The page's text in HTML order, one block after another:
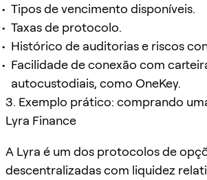
Tipos de vencimento disponíveis.
Taxas de protocolo.
Histórico de auditorias e riscos
Facilidade de conexão com
autocustodiais, como OneKey.
3. Exemplo prático: comprando
Lyra Finance
A Lyra é um dos protocolos de
descentralizadas com liquidez